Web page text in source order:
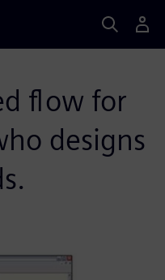
flow for
designs